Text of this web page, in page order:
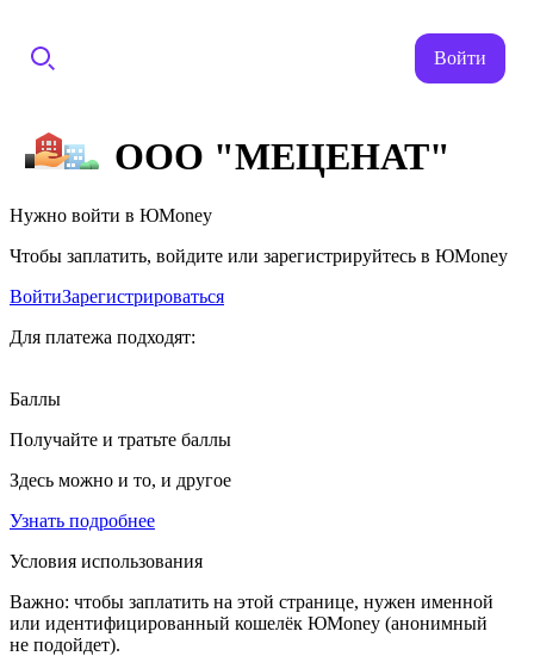
Войти
ООО "МЕЦЕНАТ"
Нужно войти в ЮMoney
Чтобы заплатить, войдите или зарегистрируйтесь в ЮMoney
ВойтиЗарегистрироваться
Для платежа подходят:
Баллы
Получайте и тратьте баллы
Здесь можно и то, и другое
Узнать подробнее
Условия использования
Важно: чтобы заплатить на этой странице, нужен именной
или идентифицированный кошелёк ЮMoney (анонимный
не подойдет).